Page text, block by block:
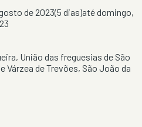
de 2023(5 dias)atédomingo,
, União das freguesias de São
Várzea de Trevões, São João da